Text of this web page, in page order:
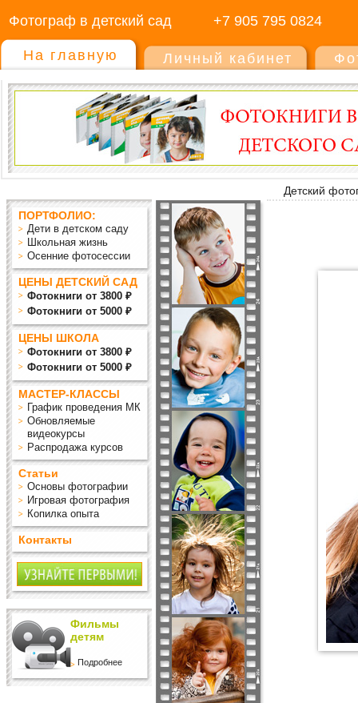
Фотограф в детский сад +7 905 795 0824
На главную Личный кабинет
Детский
ПОРТФОЛИО:
Дети в детском саду
Школьная жизнь
Осенние фотосессии
ЦЕНЫ ДЕТСКИЙ САД
Фотокниги от 3800 ₽
Фотокниги от 5000 ₽
ЦЕНЫ ШКОЛА
Фотокниги от 3800 ₽
Фотокниги от 5000 ₽
МАСТЕР-КЛАССЫ
График проведения МК
Обновляемые
видеокурсы
Распродажа курсов
Статьи
Основы фотографии
Игровая фотография
Копилка опыта
Контакты
Фильмы
детям
Подробнее